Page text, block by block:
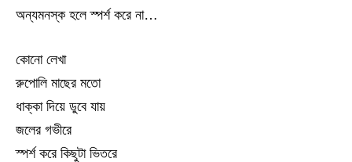
অন্যমনস্ক হলে স্পর্শ করে না…
কোনো লেখা
রুপোলি মাছের মতো
ধাক্কা দিয়ে ডুবে যায়
জলের গভীরে
স্পর্শ করে কিছুটা ভিতরে